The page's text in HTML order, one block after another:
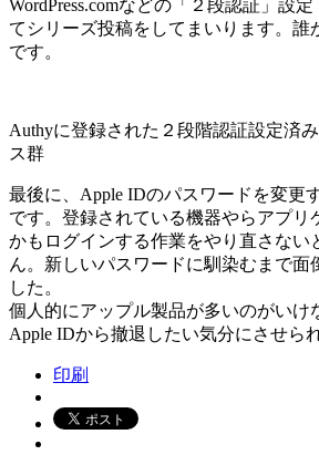
WordPress.comなどの「２段認証」設
てシリーズ投稿をしてまいります。誰
です。
Authyに登録された２段階認証設定済
ス群
最後に、Apple IDのパスワードを変更
です。登録されている機器やらアプリ
かもログインする作業をやり直さない
ん。新しいパスワードに馴染むまで面
した。
個人的にアップル製品が多いのがいけ
Apple IDから撤退したい気分にさせら
印刷